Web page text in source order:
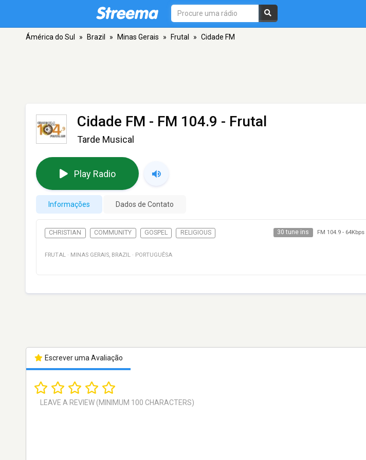
Ámérica do Sul » Brazil » Minas Gerais » Frutal » Cidade FM
Cidade FM - FM 104.9 - Frutal
Tarde Musical
Play Radio
Informações Dados de Contato
CHRISTIAN COMMUNITY GOSPEL RELIGIOUS 30 tune ins FM 104.9- 64Kbps
FRUTAL · MINAS GERAIS, BRAZIL · PORTUGUÊSA
Escrever uma Avaliação